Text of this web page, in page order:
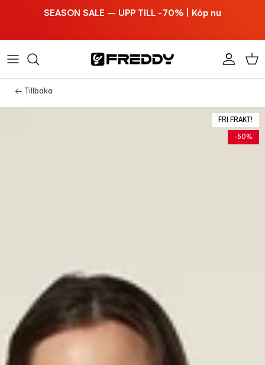
SEASON SALE – UPP TILL -70% | Köp nu
Konto
← Tillbaka
FRI FRAKT!
-50%